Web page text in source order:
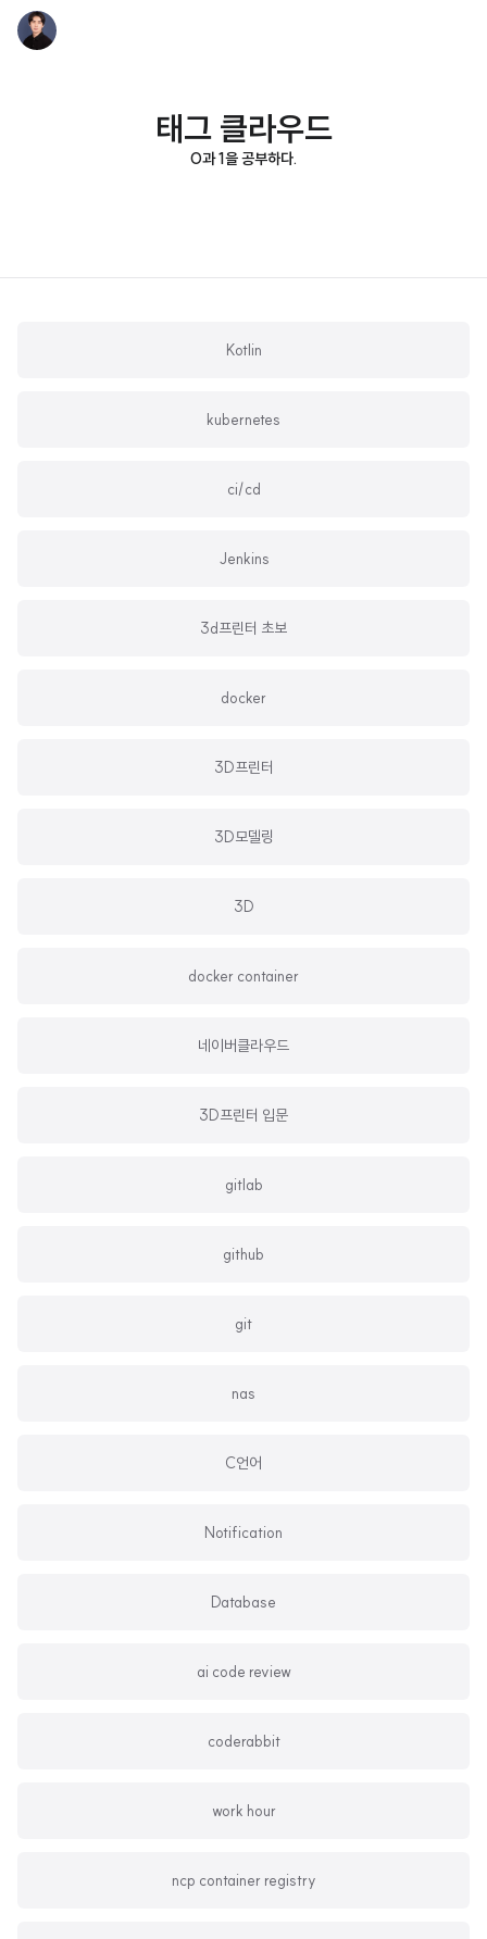
태그 클라우드
0과 1을 공부하다.
Kotlin
kubernetes
ci/cd
Jenkins
3d프린터 초보
docker
3D프린터
3D모델링
3D
docker container
네이버클라우드
3D프린터 입문
gitlab
github
git
nas
C언어
Notification
Database
ai code review
coderabbit
work hour
ncp container registry